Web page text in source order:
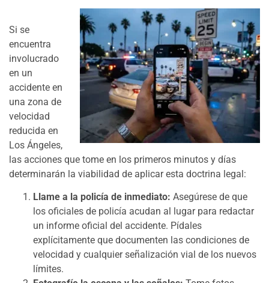
Si se
encuentra
involucrado
en un
accidente en
una zona de
velocidad
reducida en
Los Ángeles,
las acciones que tome en los primeros minutos y días
determinarán la viabilidad de aplicar esta doctrina legal:
Llame a la policía de inmediato: Asegúrese de que
los oficiales de policía acudan al lugar para redactar
un informe oficial del accidente. Pídales
explícitamente que documenten las condiciones de
velocidad y cualquier señalización vial de los nuevos
límites.